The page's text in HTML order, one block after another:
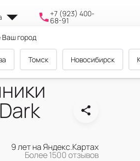
Ваш город
Томск Новосибирск
+7 (923) 400-
68-91
Cравнение Корзина
9 лет на Яндекс.Картах
Более 1500 отзывов